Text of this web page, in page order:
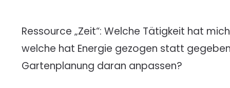
Ressource „Zeit“: Welche Tätigkeit hat
welche hat Energie gezogen statt
Gartenplanung daran anpassen?